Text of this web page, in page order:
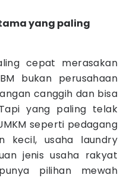
yang paling
cepat merasakan
bukan perusahaan
canggih dan bisa
yang paling telak
seperti pedagang
kecil, usaha laundry
jenis usaha rakyat
pilihan mewah